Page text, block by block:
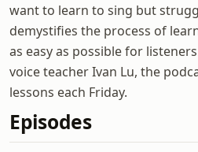
want to learn to sing but
demystifies the process of
as easy as possible for
voice teacher Ivan Lu, the
lessons each Friday.
Episodes